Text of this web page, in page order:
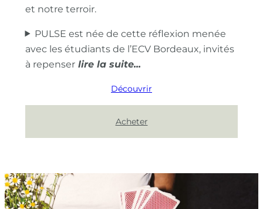
et notre terroir.
PULSE est née de cette réflexion menée
avec les étudiants de l’ECV Bordeaux, invités
à repenser
Découvrir
Acheter